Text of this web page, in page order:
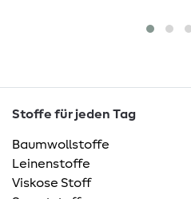
Stoffe für jeden Tag
Baumwollstoffe
Leinenstoffe
Viskose Stoff